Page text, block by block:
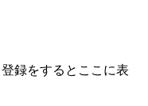
録をすると ここに表